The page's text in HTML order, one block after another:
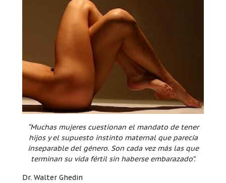
“Muchas mujeres cuestionan el mandato de tener
hijos y el supuesto instinto maternal que parecía
inseparable del género. Son cada vez más las que
terminan su vida fértil sin haberse embarazado”.
Dr. Walter Ghedin